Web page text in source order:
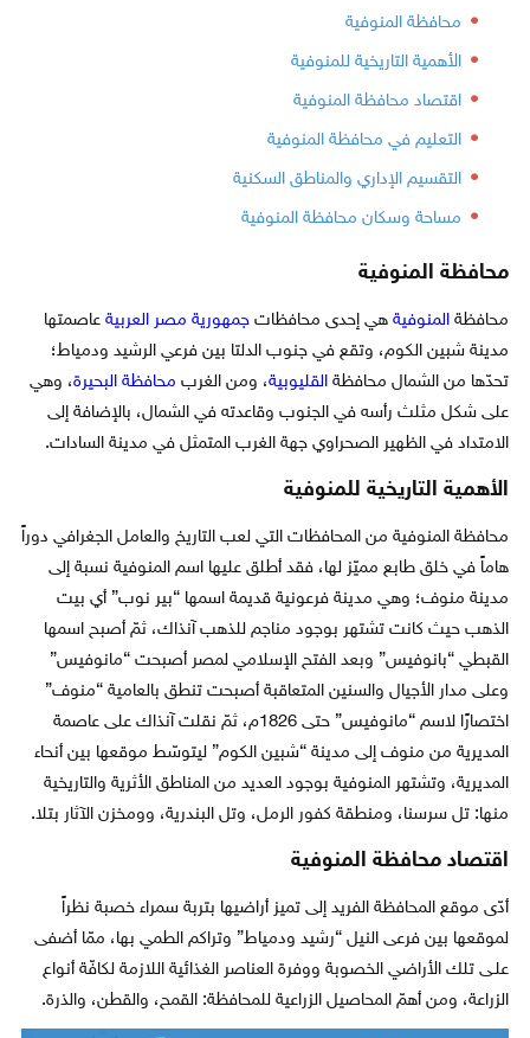
محافظة المنوفية
الأهمية التاريخية للمنوفية
اقتصاد محافظة المنوفية
التعليم في محافظة المنوفية
التقسيم الإداري والمناطق السكنية
مساحة وسكان محافظة المنوفية
محافظة المنوفية
محافظة المنوفيةهي إحدى محافظات جمهورية مصر العربيةعاصمتها
مدينة شبين الكوم، وتقع في جنوب الدلتا بين فرعي الرشيد ودمياط؛
تحدّها من الشمال محافظة القليوبية، ومن الغرب محافظة البحيرة، وهي
على شكل مثلث رأسه في الجنوب وقاعدته في الشمال، بالإضافة إلى
الامتداد في الظهير الصحراوي جهة الغرب المتمثل في مدينة السادات.
الأهمية التاريخية للمنوفية
محافظة المنوفية من المحافظات التي لعب التاريخ والعامل الجغرافي دوراً
هاماً في خلق طابع مميّز لها، فقد أطلق عليها اسم المنوفية نسبة إلى
مدينة منوف؛ وهي مدينة فرعونية قديمة اسمها “بير نوب” أي بيت
الذهب حيث كانت تشتهر بوجود مناجم للذهب آنذاك، ثمّ أصبح اسمها
القبطي “بانوفيس” وبعد الفتح الإسلامي لمصر أصبحت “مانوفيس”
وعلى مدار الأجيال والسنين المتعاقبة أصبحت تنطق بالعامية “منوف”
اختصارًا لاسم “مانوفيس” حتى 1826م، ثمّ نقلت آنذاك على عاصمة
المديرية من منوف إلى مدينة “شبين الكوم” ليتوسّط موقعها بين أنحاء
المديرية، وتشتهر المنوفية بوجود العديد من المناطق الأثرية والتاريخية
منها: تل سرسنا، ومنطقة كفور الرمل، وتل البندرية، وومخزن الآثار بتلا.
اقتصاد محافظة المنوفية
أدّى موقع المحافظة الفريد إلى تميز أراضيها بتربة سمراء خصبة نظراً
لموقعها بين فرعى النيل “رشيد ودمياط” وتراكم الطمي بها، ممّا أضفى
علـى تلك الأراضي الخصوبة ووفرة العناصر الغذائية اللازمة لكافّة أنواع
الزراعة، ومن أهمّ المحاصيل الزراعية للمحافظة: القمح، والقطن، والذرة.